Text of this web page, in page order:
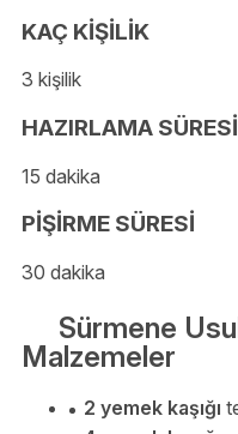
KAÇ KİŞİLİK
3 kişilik
HAZIRLAMA SÜRESİ
15 dakika
PİŞİRME SÜRESİ
30 dakika
Sürmene
Malzemeler
2 yemek kaşığı